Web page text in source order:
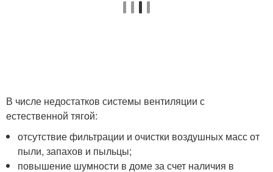
В числе недостатков системы вентиляции с
естественной тягой:
отсутствие фильтрации и очистки воздушных масс от
пыли, запахов и пыльцы;
повышение шумности в доме за счет наличия в